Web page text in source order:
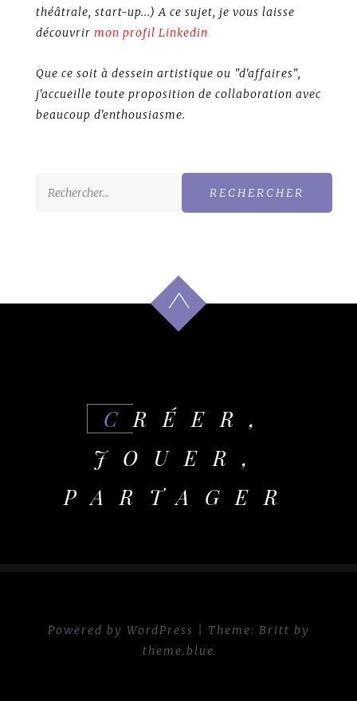
théâtrale, start-up...) A ce sujet, je vous laisse
découvrir mon profil Linkedin
Que ce soit à dessein artistique ou "d'affaires",
j'accueille toute proposition de collaboration avec
beaucoup d'enthousiasme.
CRÉER,
JOUER,
PARTAGER
Powered by WordPress Theme: Britt by
theme.blue